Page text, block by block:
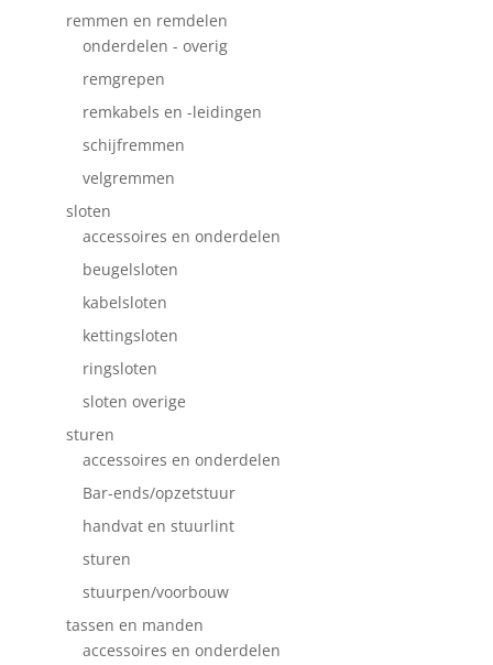
remmen en remdelen
onderdelen - overig
remgrepen
remkabels en -leidingen
schijfremmen
velgremmen
sloten
accessoires en onderdelen
beugelsloten
kabelsloten
kettingsloten
ringsloten
sloten overige
sturen
accessoires en onderdelen
Bar-ends/opzetstuur
handvat en stuurlint
sturen
stuurpen/voorbouw
tassen en manden
accessoires en onderdelen